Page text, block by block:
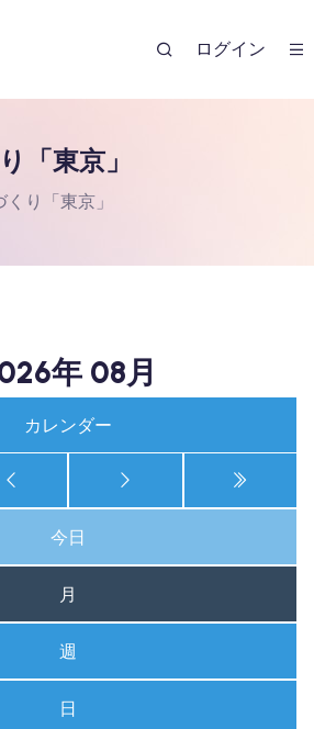
ログイン
「東京」
り「東京」
年 08月
カレンダー
今日
月
週
日